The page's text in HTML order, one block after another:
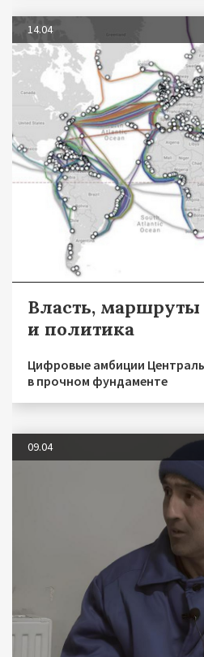
14.04
Власть, маршруты
и политика
Цифровые амбиции
в прочном фундаменте
09.04